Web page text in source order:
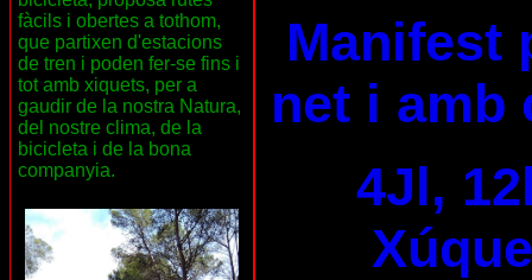
fàcils i obertes a tothom,
que partixen d'estacions
de tren i poden fer-se fins i
tot amb xiquets, per a
gaudir de la nostra Natura,
del nostre clima, de la
bicicleta i de la bona
companyia.
Manifest
net i amb
4Jl,